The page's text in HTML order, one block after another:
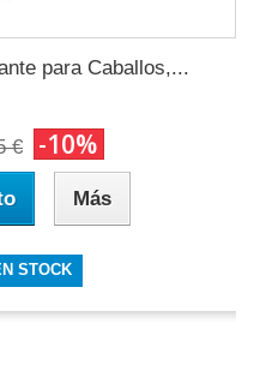
para Caballos,...
€ -10%
Más
STOCK